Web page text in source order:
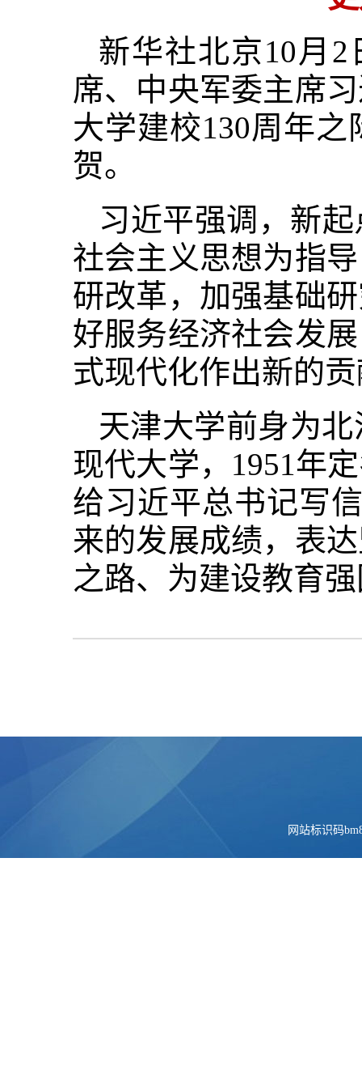
新华社北京10月
席、中央军委主席
大学建校130周年
贺。
习近平强调，新
社会主义思想为指
研改革，加强基础
好服务经济社会发
式现代化作出新的
天津大学前身为
现代大学，1951年
给习近平总书记写
来的发展成绩，表
之路、为建设教育
网站标识码